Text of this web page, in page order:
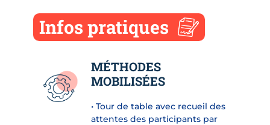
Infos pratiques
MÉTHODES
MOBILISÉES
• Tour de table avec recueil des
attentes des participants par